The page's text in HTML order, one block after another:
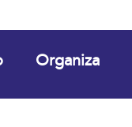
Organiza